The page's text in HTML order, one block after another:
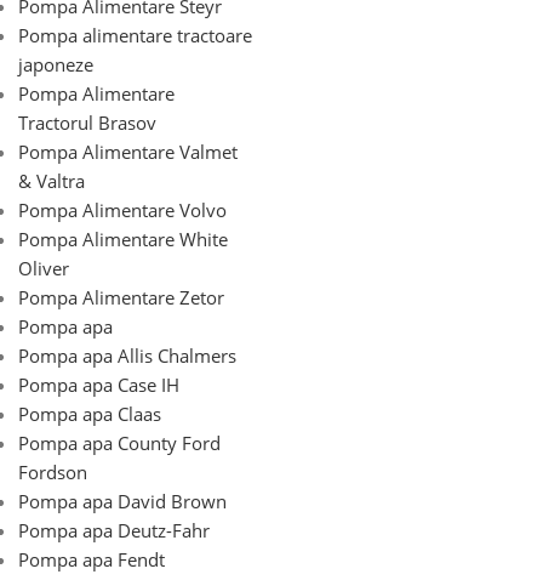
Pompa Alimentare Steyr
Pompa alimentare tractoare
japoneze
Pompa Alimentare
Tractorul Brasov
Pompa Alimentare Valmet
& Valtra
Pompa Alimentare Volvo
Pompa Alimentare White
Oliver
Pompa Alimentare Zetor
Pompa apa
Pompa apa Allis Chalmers
Pompa apa Case IH
Pompa apa Claas
Pompa apa County Ford
Fordson
Pompa apa David Brown
Pompa apa Deutz-Fahr
Pompa apa Fendt